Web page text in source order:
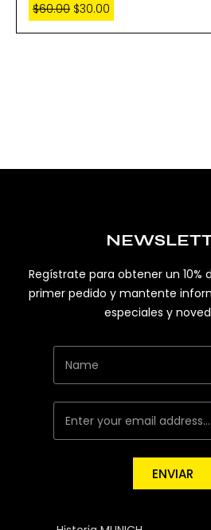
$60.00 $30.00
Regístrate para obtener un 10%
primer pedido y mantente
especiales y
ENVIAR